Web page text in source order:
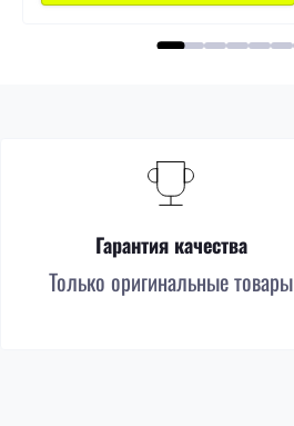
Гарантия качества
Только оригинальные товары